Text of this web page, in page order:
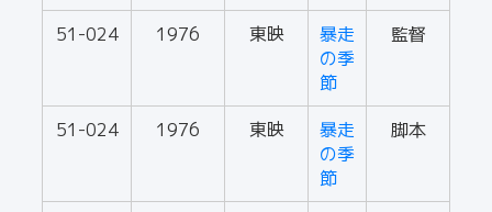
51-024 1976 東映
暴走
の季
節
監督
51-024 1976 東映
暴走
の季
節
脚本